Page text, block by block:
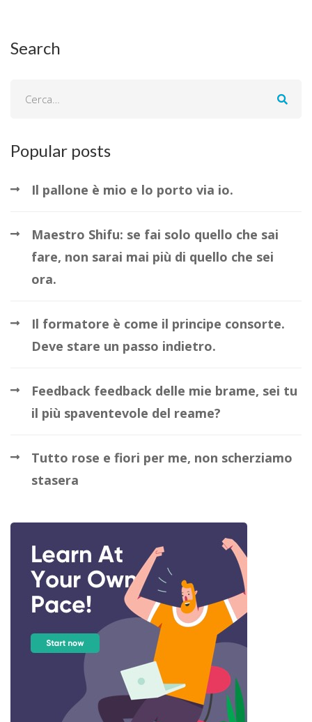
Search
Popular posts
Il pallone è mio e lo porto via io.
Maestro Shifu: se fai solo quello che sai
fare, non sarai mai più di quello che sei
ora.
Il formatore è come il principe consorte.
Deve stare un passo indietro.
Feedback feedback delle mie brame, sei tu
il più spaventevole del reame?
Tutto rose e fiori per me, non scherziamo
stasera